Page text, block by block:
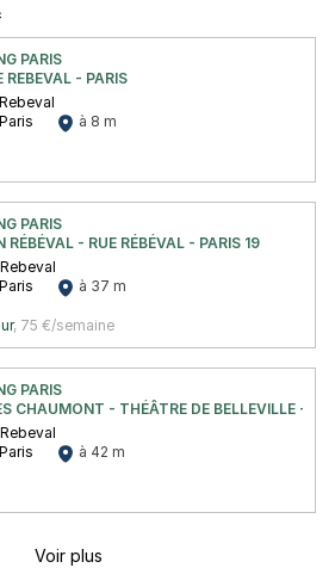
PARIS
REBEVAL - PARIS
à 8 m
PARIS
RÉBÉVAL - RUE RÉBÉVAL - PARIS 19
à 37 m
, 75 €/semaine
PARIS
CHAUMONT - THÉÂTRE DE BELLEVILLE -
à 42 m
Voir plus